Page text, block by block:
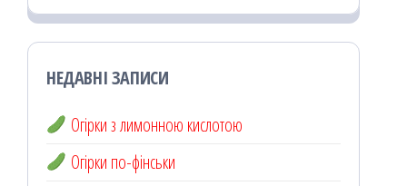
НЕДАВНІ ЗАПИСИ
Огірки з лимонною кислотою
Огірки по-фінськи